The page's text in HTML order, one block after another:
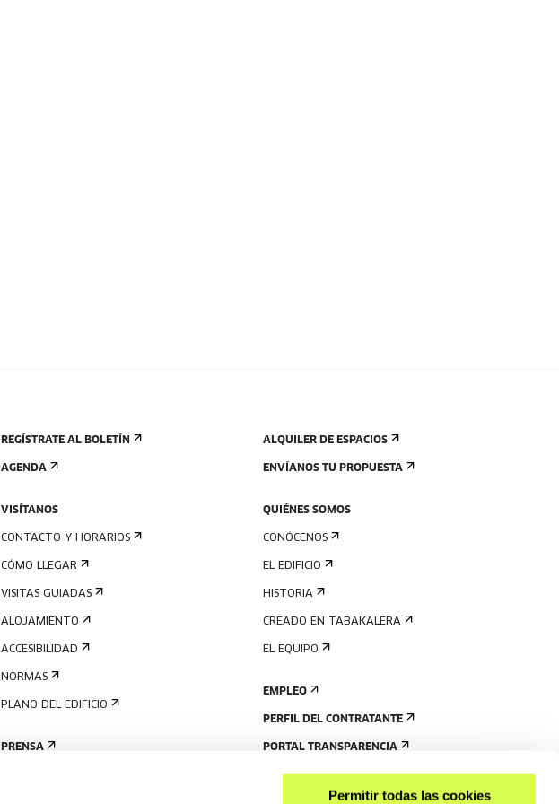
Permitir todas las cookies
REGÍSTRATE AL BOLETÍN
AGENDA
VISÍTANOS
CONTACTO Y HORARIOS
CÓMO LLEGAR
VISITAS GUIADAS
ALOJAMIENTO
ACCESIBILIDAD
NORMAS
PLANO DEL EDIFICIO
PRENSA
ALQUILER DE ESPACIOS
ENVÍANOS TU PROPUESTA
QUIÉNES SOMOS
CONÓCENOS
EL EDIFICIO
HISTORIA
CREADO EN TABAKALERA
EL EQUIPO
EMPLEO
PERFIL DEL CONTRATANTE
PORTAL TRANSPARENCIA